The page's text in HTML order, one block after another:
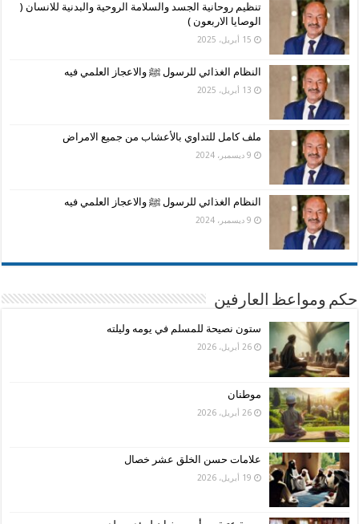
تنظيم روحانية الجسد والسلامة الروحية والبدنية للانسان (
الوصايا الاربعون )
15 أبريل، 2025
النظام الغذائي للرسول ﷺ والاعجاز العلمي فيه
13 أبريل، 2025
ملف كامل للتداوي بالأعشاب من جميع الامراض
9 ديسمبر، 2024
النظام الغذائي للرسول ﷺ والاعجاز العلمي فيه
9 ديسمبر، 2024
حكم ومواعظ العارفين
ستون نصيحة للمسلم في يومه وليلته
26 أبريل، 2026
موطنان
26 أبريل، 2026
علامات حسن الخلق عشر خصال
19 أبريل، 2026